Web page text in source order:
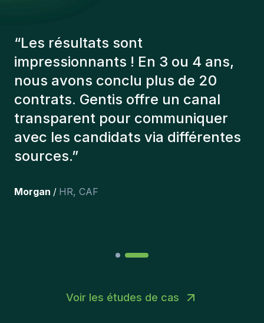
“Les consultants Gentis ont
toujours tenu compte de plusieurs
éléments afin de nous présenter
les bons candidats. Les personnes
que l'on a recruté sont toujours là
et personnellement,je suis très
content des personnes qu’on a
Voir les études de cas